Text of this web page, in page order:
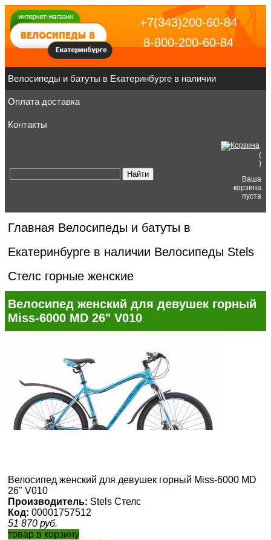
+7(343)200-60-84
8-800-200-60-84
Велосипеды и батуты в Екатеринбурге в наличии
Оплата доставка
Контакты
(
)
Ваша
корзина
пуста
Главная Велосипеды и батуты в
Екатеринбурге в наличии Велосипеды Stels
Стелс горные женские
Велосипед женский для девушек горный
Miss-6000 MD 26" V010
Велосипед женский для девушек горный Miss-6000 MD
26" V010
Производитель: Stels Стелс
Код: 00001757512
51 870 руб.
товар в корзину